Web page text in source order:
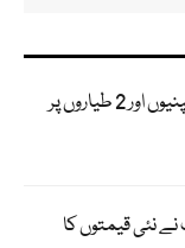
امریکا نے ایران سے منسلک 3 کمپنیوں اور 2 طیاروں پر
نئی قیمتوں کا